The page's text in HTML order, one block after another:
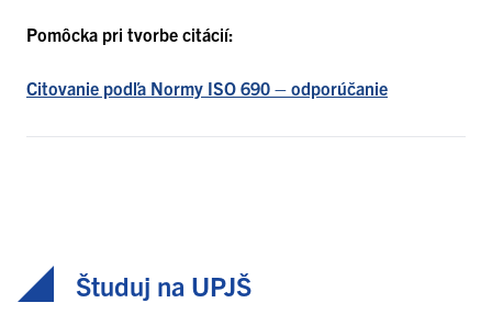
Pomôcka pri tvorbe citácií:
Citovanie podľa Normy ISO 690 – odporúčanie
Študuj na UPJŠ